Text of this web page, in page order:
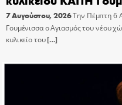
7 Αυγούστου, 2026Την Πέμπτη 6
Γουμένισσα ο Αγιασμός του νέου
κυλικείο του[…]